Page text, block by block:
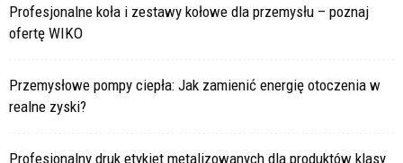
Profesjonalne koła i zestawy kołowe dla przemysłu – poznaj
ofertę WIKO
Przemysłowe pompy ciepła: Jak zamienić energię otoczenia w
realne zyski?
Profesjonalny druk etykiet metalizowanych dla produktów klasy